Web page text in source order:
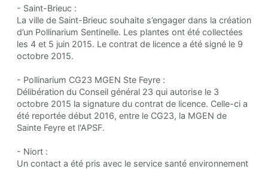
- Saint-Brieuc :
La ville de Saint-Brieuc souhaite s’engager dans la création
d’un Pollinarium Sentinelle. Les plantes ont été collectées
les 4 et 5 juin 2015. Le contrat de licence a été signé le 9
octobre 2015.
- Pollinarium CG23 MGEN Ste Feyre :
Délibération du Conseil général 23 qui autorise le 3
octobre 2015 la signature du contrat de licence. Celle-ci a
été reportée début 2016, entre le CG23, la MGEN de
Sainte Feyre et l'APSF.
- Niort :
Un contact a été pris avec le service santé environnement